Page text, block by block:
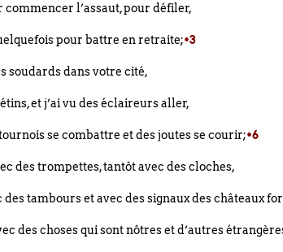
commencer l’assaut, pour défiler,
pour battre en retraite;•3
soudards dans votre cité,
et j’ai vu des éclaireurs aller,
se combattre et des joutes se courir;•6
des trompettes, tantôt avec des cloches,
des tambours et avec des signaux des châteaux
des choses qui sont nôtres et d’autres